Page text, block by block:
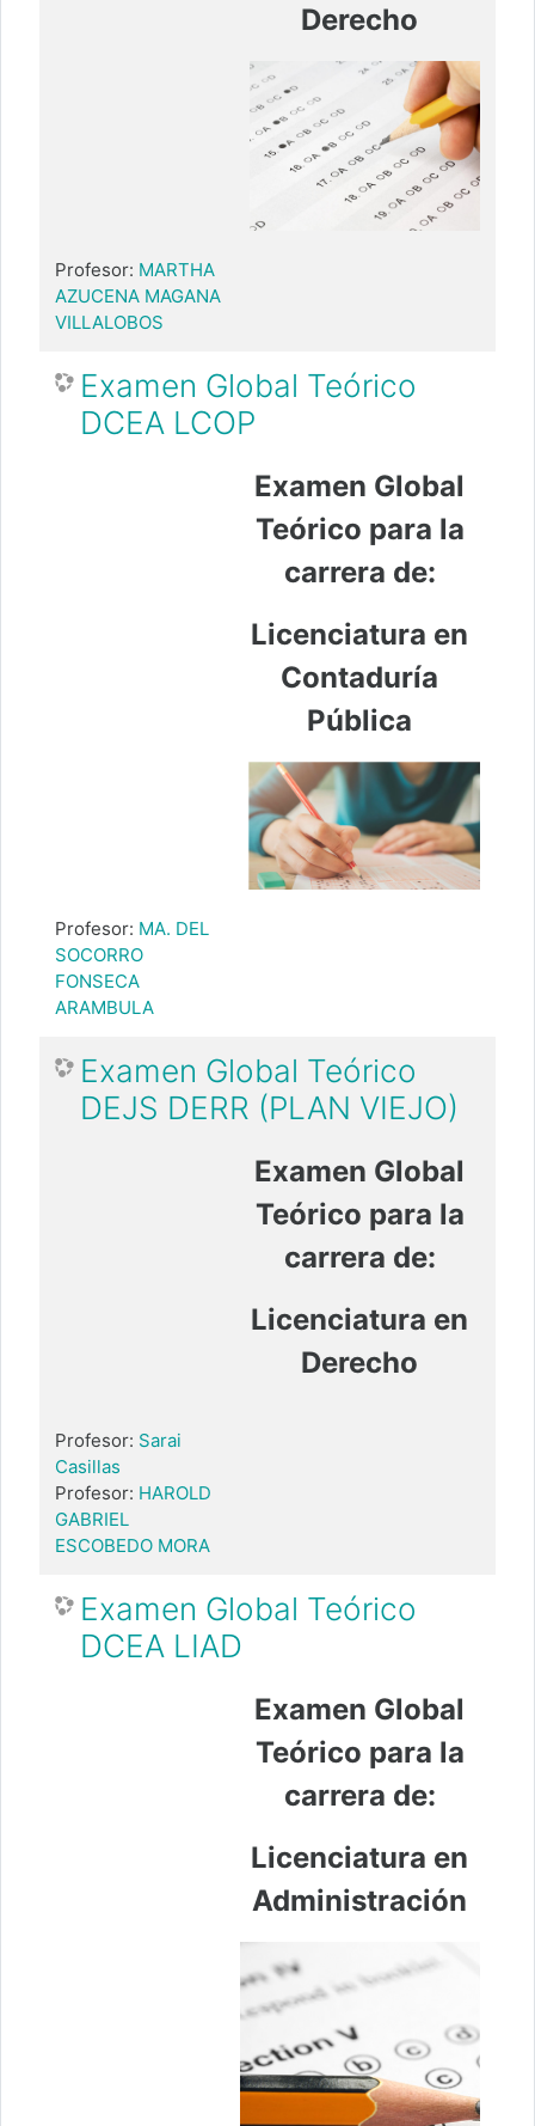
Derecho
Profesor: MARTHA
AZUCENA MAGANA
VILLALOBOS
Examen Global Teórico
DCEA LCOP
Examen Global
Teórico para la
carrera de:
Licenciatura en
Contaduría
Pública
Profesor: MA. DEL
SOCORRO
FONSECA
ARAMBULA
Examen Global Teórico
DEJS DERR (PLAN VIEJO)
Examen Global
Teórico para la
carrera de:
Licenciatura en
Derecho
Profesor: Sarai
Casillas
Profesor: HAROLD
GABRIEL
ESCOBEDO MORA
Examen Global Teórico
DCEA LIAD
Examen Global
Teórico para la
carrera de:
Licenciatura en
Administración